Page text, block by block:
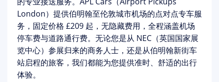
London） 提供伯明翰至伦敦城市机场的点对点专车服
务 ，固定价格 £209 起 ，无隐藏费用，全程涵盖机场
停车费与道路通行费。无论您是从 NEC（英国国家展
览中心）参展归来的商务人士，还是从伯明翰新街车
站启程的旅客，我们都能为您提供准时、舒适的出行
体验。